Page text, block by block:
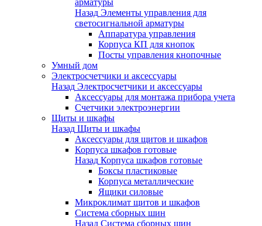
арматуры
Назад Элементы управления для
светосигнальной арматуры
Аппаратура управления
Корпуса КП для кнопок
Посты управления кнопочные
Умный дом
Электросчетчики и аксессуары
Назад Электросчетчики и аксессуары
Аксессуары для монтажа прибора учета
Счетчики электроэнергии
Щиты и шкафы
Назад Щиты и шкафы
Аксессуары для щитов и шкафов
Корпуса шкафов готовые
Назад Корпуса шкафов готовые
Боксы пластиковые
Корпуса металлические
Ящики силовые
Микроклимат щитов и шкафов
Система сборных шин
Назад Система сборных шин